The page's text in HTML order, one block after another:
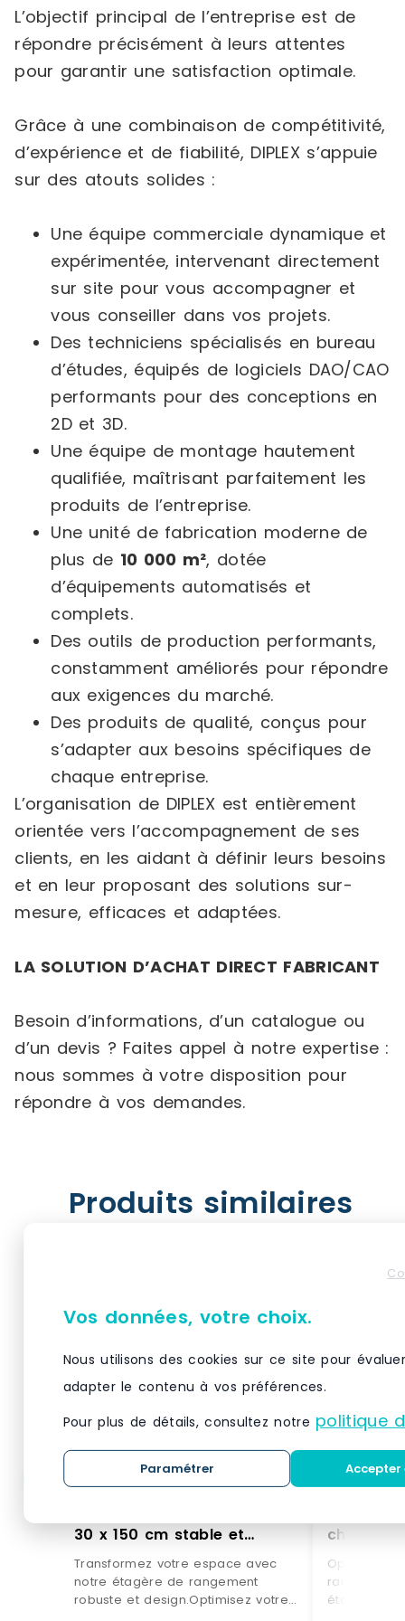
L’objectif principal de l’entreprise est de
répondre précisément à leurs attentes
pour garantir une satisfaction optimale.
Grâce à une combinaison de compétitivité,
d’expérience et de fiabilité, DIPLEX s’appuie
sur des atouts solides :
Une équipe commerciale dynamique et
expérimentée, intervenant directement
sur site pour vous accompagner et
vous conseiller dans vos projets.
Des techniciens spécialisés en bureau
d’études, équipés de logiciels DAO/CAO
performants pour des conceptions en
2D et 3D.
Une équipe de montage hautement
qualifiée, maîtrisant parfaitement les
produits de l’entreprise.
Une unité de fabrication moderne de
plus de 10 000 m², dotée
d’équipements automatisés et
complets.
Des outils de production performants,
constamment améliorés pour répondre
aux exigences du marché.
Des produits de qualité, conçus pour
s’adapter aux besoins spécifiques de
chaque entreprise.
L’organisation de DIPLEX est entièrement
orientée vers l’accompagnement de ses
clients, en les aidant à définir leurs besoins
et en leur proposant des solutions sur-
mesure, efficaces et adaptées.
LA SOLUTION D’ACHAT DIRECT FABRICANT
Besoin d’informations, d’un catalogue ou
d’un devis ? Faites appel à notre expertise :
nous sommes à votre disposition pour
répondre à vos demandes.
Produits similaires
30 x 150 cm stable et
robuste design moderne en
métal noir 20_0012058 –
3000227039781
Transformez votre espace avec
notre étagère de rangement
robuste et design.Optimisez votre
charge
en acier
Optimisez
rangement
étages
Vos données, votre choix.
Nous utilisons des cookies sur ce site pour
adapter le contenu à vos préférences.
Pour plus de détails, consultez notre politique
Paramétrer